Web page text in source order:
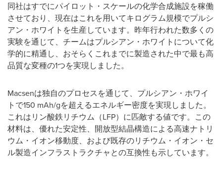
同社はすでにパイロット・スケールの化学合成施設を稼働
させており、現在はこれを用いてキログラム規模でプルシ
アン・ホワイトを生産しています。昨年行われた数多くの
実験を通じて、チームはプルシアン・ホワイトについて化
学的に精通し、おそらくこれまでに製造された中で最も高
品質な変種の1つを実現しました。
Macsenは独自のプロセスを通じて、プルシアン・ホワイ
トで150 mAh/gを超えるエネルギー密度を実現しました。
これはリン酸鉄リチウム（LFP）に匹敵する値です。この
材料は、優れた安定性、開放型結晶構造による高速ナトリ
ウム・イオン移動度、および既存のリチウム・イオン・セ
ル製造インフラストラクチャとの互換性も示しています。